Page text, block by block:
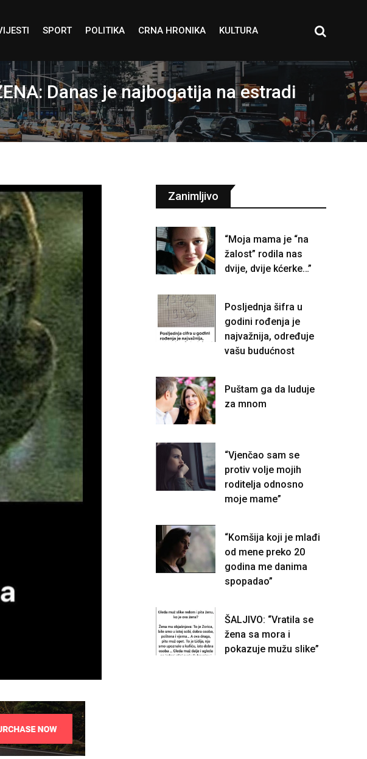
SPORT POLITIKA CRNA HRONIKA KULTURA
Danas je najbogatija na estradi
Zanimljivo
“Moja mama je “na
žalost” rodila nas
dvije, dvije kćerke…”
Posljednja šifra u
godini rođenja je
najvažnija, određuje
vašu budućnost
Puštam ga da luduje
za mnom
“Vjenčao sam se
protiv volje mojih
roditelja odnosno
moje mame”
“Komšija koji je mlađi
od mene preko 20
godina me danima
spopadao”
ŠALJIVO: “Vratila se
žena sa mora i
pokazuje mužu slike”